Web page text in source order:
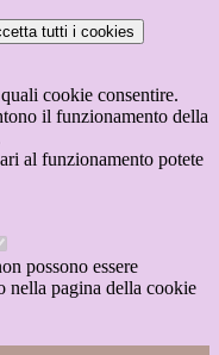
tutti i cookies
cookie consentire.
il funzionamento della
al funzionamento potete
possono essere
nella pagina della cookie